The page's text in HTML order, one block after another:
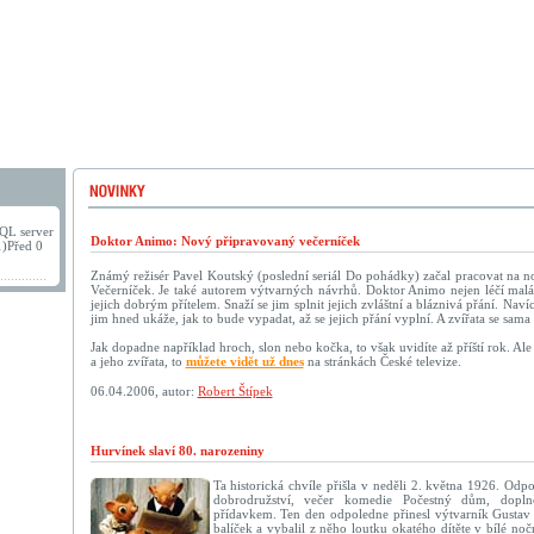
server
0
Doktor Animo: Nový připravovaný večerníček
Známý režisér Pavel Koutský (poslední seriál Do pohádky) začal pracovat na
Večerníček. Je také autorem výtvarných návrhů. Doktor Animo nejen léčí
jejich dobrým přítelem. Snaží se jim splnit jejich zvláštní a bláznivá přání.
jim hned ukáže, jak to bude vypadat, až se jejich přání vyplní. A zvířata se
Jak dopadne například hroch, slon nebo kočka, to však uvidíte až příští rok.
a jeho zvířata, to můžete vidět už dnesna stránkách České televize.
06.04.2006, autor: Robert Štípek
Hurvínek slaví 80. narozeniny
Ta historická chvíle přišla v neděli 2. května 1926.
dobrodružství, večer komedie Počestný dům,
přídavkem. Ten den odpoledne přinesl výtvarník
balíček a vybalil z něho loutku okatého dítěte v bílé